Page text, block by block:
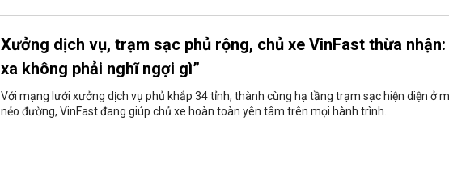
Xưởng dịch vụ, trạm sạc phủ rộng, chủ xe VinFast thừa nhận:
xa không phải nghĩ ngợi gì”
Với mạng lưới xưởng dịch vụ phủ khắp 34 tỉnh, thành cùng hạ tầng trạm sạc hiện diện ở
nẻo đường, VinFast đang giúp chủ xe hoàn toàn yên tâm trên mọi hành trình.